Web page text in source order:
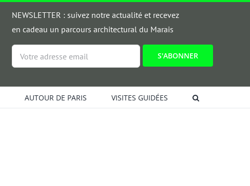
NEWSLETTER : suivez notre actualité et recevez
en cadeau un parcours architectural du Marais
Email
*
AUTOUR DE PARIS VISITES GUIDÉES